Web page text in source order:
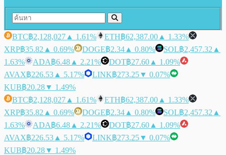
BTC฿2,128,027 ▲ 1.61% ETH฿62,387.00 ▲ 1.33%
XRP฿35.82 ▲ 0.69% DOGE฿2.34 ▲ 0.80% SOL฿2,457.32 ▲
1.63%
ADA฿6.48 ▲ 2.21% DOT฿27.60 ▲ 1.09%
AVAX฿226.53 ▲ 5.17% LINK฿273.25▼ 0.07%
KUB฿20.28▼ 1.49%
BTC฿2,128,027 ▲ 1.61% ETH฿62,387.00 ▲ 1.33%
XRP฿35.82 ▲ 0.69% DOGE฿2.34 ▲ 0.80% SOL฿2,457.32 ▲
1.63%
ADA฿6.48 ▲ 2.21% DOT฿27.60 ▲ 1.09%
AVAX฿226.53 ▲ 5.17% LINK฿273.25▼ 0.07%
KUB฿20.28▼ 1.49%